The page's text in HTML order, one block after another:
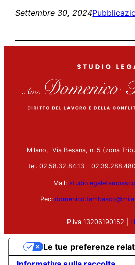
Settembre 30, 2024
Milano, Via Besana, n. 5 (zona
tel. 02.58.32.84.13 –
Mail:
Pec:
P.iva 13206190152 |
Le tue preferenze